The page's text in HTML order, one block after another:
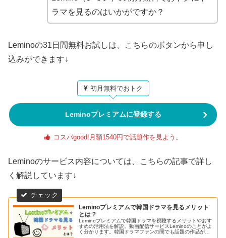
ラマを見るのはいかがですか？
Leminoの31日間無料お試しは、こちらのボタンから申し
込みができます↓
初月無料でおトク
Leminoプレミアムに登録する
コスパgood!月額1540円で話題作を見よう。
Leminoのサービス内容については、こちらの記事で詳し
く解説しています↓
Leminoプレミアムで韓国ドラマを見るメリット
とは？
Leminoプレミアムで韓国ドラマを視聴するメリットやおす
すめの活用法を解説。動画配信サービスLeminoのことがよ
く分かります。韓国ドラマファンの間でも話題の作品が独